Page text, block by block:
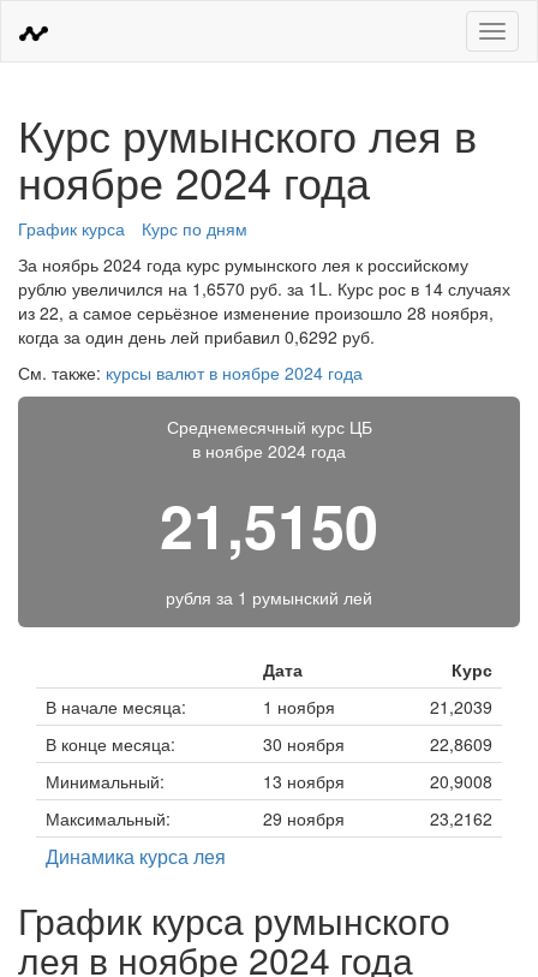
Меню
Курс румынского лея в
ноябре 2024 года
График курса
Курс по дням
За ноябрь 2024 года курс румынского лея к российскому
рублю увеличился на 1,6570 руб. за 1L. Курс рос в 14 случаях
из 22, а самое серьёзное изменение произошло 28 ноября,
когда за один день лей прибавил 0,6292 руб.
См. также: курсы валют в ноябре 2024 года
Среднемесячный курс ЦБ
в ноябре 2024 года
21,5150
рубля за 1 румынский лей
Дата
Курс
В начале месяца:
1 ноября
21,2039
В конце месяца:
30 ноября
22,8609
Минимальный:
13 ноября
20,9008
Максимальный:
29 ноября 23,2162
Динамика курса лея
График курса румынского
лея в ноябре 2024 года